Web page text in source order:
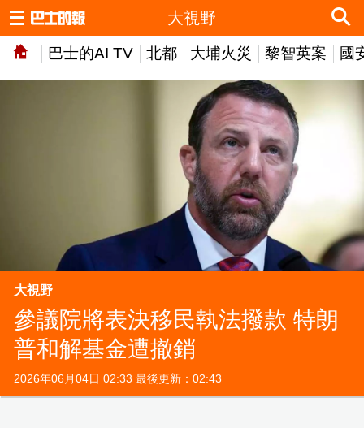
巴士的AI TV 北都 大埔火災 黎智英案 國
大視野
大視野
參議院將表決移民執法撥款 特朗
普和解基金遭撤銷
2026年06月04日 02:33 最後更新：02:43